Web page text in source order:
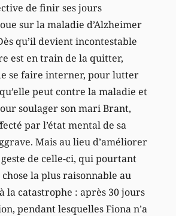
de finir ses jours
sur la maladie d’Alzheimer
qu’il devient incontestable
est en train de la quitter,
se faire interner, pour lutter
peut contre la maladie et
soulager son mari Brant,
par l’état mental de sa
Mais au lieu d’améliorer
de celle-ci, qui pourtant
la plus raisonnable au
la catastrophe : après 30 jours
pendant lesquelles Fiona n’a